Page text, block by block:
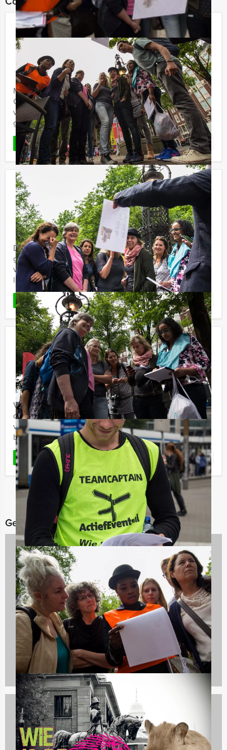
Crime City Brunch Game in
Groningen
€ 62,50 p.p. excl. BTW
Vanaf 12 personen ‐ 4 uur en 30 minuten
Maak kennis met de Crime City Brunch Game in
Groningen van Holland Tour Guides: een hypermodern,
virtueel GPS spel in combinatie mét een overheerlijk 3-
gangen brunch.
LEES MEER Favoriet
Beppen en Steppen Brunch Zutphen
Vanaf€ 62,50 p.p. excl. BTW
Vanaf 12 personen ‐ 4 uur
De step is voor de meesten de opstap naar de fiets
geweest! Nou, wij van Holland Tour Guides kunnen u
vertellen dat steppen nog steeds bestaat en nog steeds
leuk is! ...
LEES MEER Favoriet
Ranking the Stars quiz Eindhoven
Vanaf€ 27,50 p.p. excl. BTW
Vanaf 12 personen ‐ 2 uur en 30 minuten
Vanaf nu ook bij Holland Tour Guides te boeken;
de hilarische Ranking the Stars quiz! Bent u klaar om uw
vrienden of collega's te ranken? Alle geheimen zullen
bloot komen ...
LEES MEER Favoriet
Gerelateerde categorieën
Teambuilding
2167 uitjes